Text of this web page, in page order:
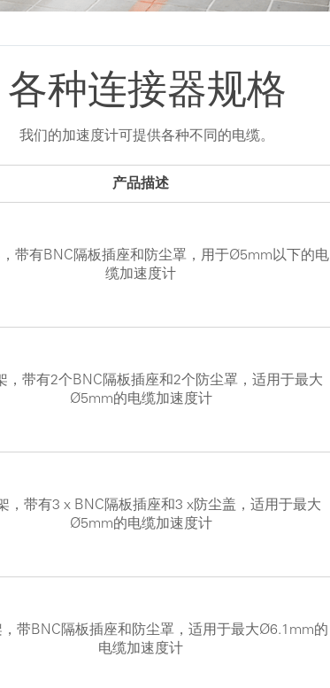
各种连接器规格
我们的加速度计可提供各种不同的电缆。
产品描述
，带有BNC隔板插座和防尘罩，用于Ø5mm以下的电
缆加速度计
，带有2个BNC隔板插座和2个防尘罩，适用于最大
Ø5mm的电缆加速度计
，带有3 x BNC隔板插座和3 x防尘盖，适用于最大
Ø5mm的电缆加速度计
，带BNC隔板插座和防尘罩，适用于最大Ø6.1mm的
电缆加速度计